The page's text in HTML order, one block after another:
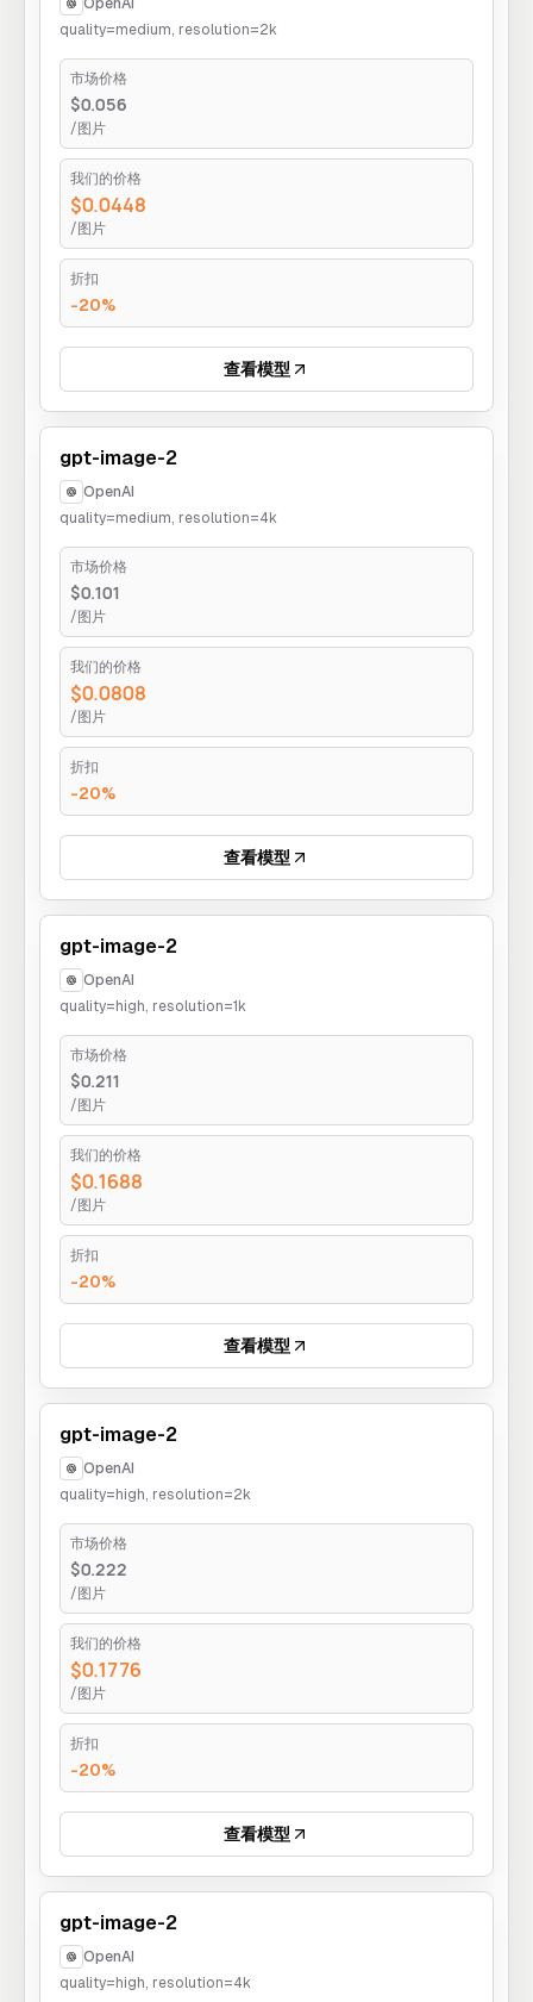
OpenAI
quality=medium, resolution=2k
市场价格
$0.056
/图片
我们的价格
$0.0448
/图片
折扣
-20%
查看模型
gpt-image-2
OpenAI
quality=medium, resolution=4k
市场价格
$0.101
/图片
我们的价格
$0.0808
/图片
折扣
-20%
查看模型
gpt-image-2
OpenAI
quality=high, resolution=1k
市场价格
$0.211
/图片
我们的价格
$0.1688
/图片
折扣
-20%
查看模型
gpt-image-2
OpenAI
quality=high, resolution=2k
市场价格
$0.222
/图片
我们的价格
$0.1776
/图片
折扣
-20%
查看模型
gpt-image-2
OpenAI
quality=high, resolution=4k